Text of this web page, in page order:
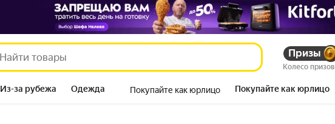
Призы
Колесо призов
Из-за рубежа Одежда Покупайте как юрлицо Покупайте как юрлицо